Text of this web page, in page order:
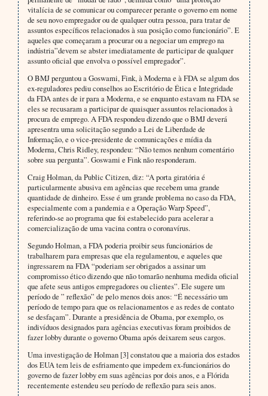
vitalícia de se comunicar ou comparecer perante o governo em nome
de seu novo empregador ou de qualquer outra pessoa, para tratar de
assuntos específicos relacionados à sua posição como funcionário”. E
aqueles que começaram a procurar ou a negociar um emprego na
indústria”devem se abster imediatamente de participar de qualquer
assunto oficial que envolva o possível empregador”.
O BMJ perguntou a Goswami, Fink, à Moderna e à FDA se algum dos
ex-reguladores pediu conselhos ao Escritório de Ética e Integridade
da FDA antes de ir para a Moderna, e se enquanto estavam na FDA se
eles se recusaram a participar de quaisquer assuntos relacionados à
procura de emprego. A FDA respondeu dizendo que o BMJ deverá
apresentra uma solicitação segundo a Lei de Liberdade de
Informação, e o vice-presidente de comunicações e mídia da
Moderna, Chris Ridley, respondeu: “Não temos nenhum comentário
sobre sua pergunta”. Goswami e Fink não responderam.
Craig Holman, da Public Citizen, diz: “A porta giratória é
particularmente abusiva em agências que recebem uma grande
quantidade de dinheiro. Esse é um grande problema no caso da FDA,
especialmente com a pandemia e a Operação Warp Speed”,
referindo-se ao programa que foi estabelecido para acelerar a
comercialização de uma vacina contra o coronavírus.
Segundo Holman, a FDA poderia proibir seus funcionários de
trabalharem para empresas que ela regulamentou, e aqueles que
ingressarem na FDA “poderiam ser obrigados a assinar um
compromisso ético dizendo que não tomarão nenhuma medida oficial
que afete seus antigos empregadores ou clientes”. Ele sugere um
período de ” reflexão” de pelo menos dois anos: “É necessário um
período de tempo para que os relacionamentos e as redes de contato
se desfaçam”. Durante a presidência de Obama, por exemplo, os
indivíduos designados para agências executivas foram proibidos de
fazer lobby durante o governo Obama após deixarem seus cargos.
Uma investigação de Holman [3] constatou que a maioria dos estados
dos EUA tem leis de esfriamento que impedem ex-funcionários do
governo de fazer lobby em suas agências por dois anos, e a Flórida
recentemente estendeu seu período de reflexão para seis anos.